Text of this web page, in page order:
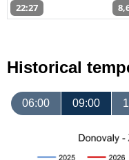
22:27
Historical
06:00 09:00